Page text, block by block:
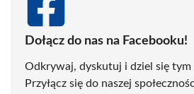
Dołącz do nas na Facebooku!
Odkrywaj, dyskutuj i dziel się tym
Przyłącz się do naszej